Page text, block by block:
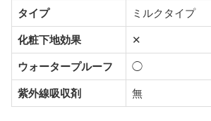
タイプ
ミルクタイプ
化粧下地効果
✕
ウォータープルーフ
◯
紫外線吸収剤
無